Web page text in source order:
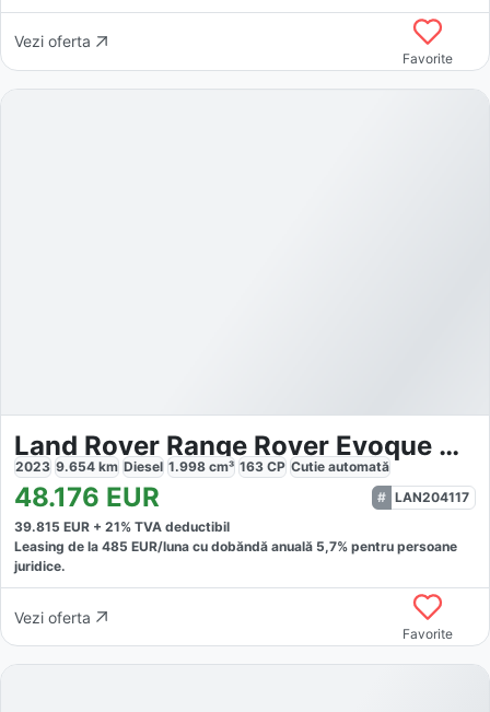
Vezi oferta
Favorite
Land Rover Range Rover Evoque R-Dynamic SE
2023 9.654 km Diesel 1.998 cm³ 163 CP Cutie automată
48.176 EUR
LAN204117
39.815 EUR + 21% TVA deductibil
Leasing de la 485 EUR/luna cu dobăndă anuală 5,7% pentru persoane
juridice.
Vezi oferta
Favorite